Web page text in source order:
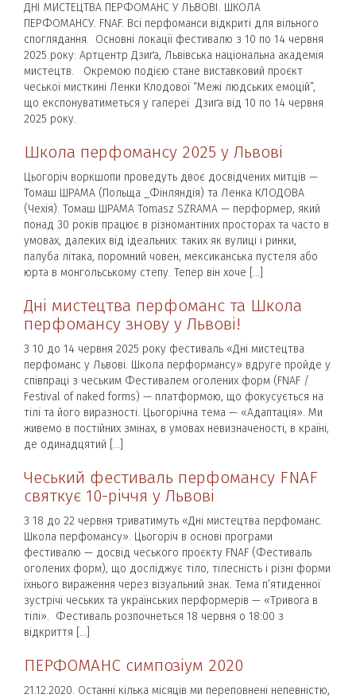
ДНІ МИСТЕЦТВА ПЕРФОМАНС У ЛЬВОВІ. ШКОЛА
ПЕРФОМАНСУ. FNAF. Всі перфоманси відкриті для вільного
споглядання. Основні локації фестивалю з 10 по 14 червня
2025 року: Артцентр Дзиґа, Львівська національна академія
мистецтв. Окремою подією стане виставковий проєкт
чеської мисткині Ленки Клодової “Межі людських емоцій”,
що експонуватиметься у галереї Дзиґа від 10 по 14 червня
2025 року.
Школа перфомансу 2025 у Львові
Цьогоріч воркшопи проведуть двоє досвідчених митців —
Томаш ШРАМА (Польща _Фінляндія) та Ленка КЛОДОВА
(Чехія). Томаш ШРАМА Tomasz SZRAMA — перформер, який
понад 30 років працює в різномантіних просторах та часто в
умовах, далеких від ідеальних: таких як вулиці і ринки,
палуба літака, поромний човен, мексиканська пустеля або
юрта в монгольському степу. Тепер він хоче […]
Дні мистецтва перфоманс та Школа
перфомансу знову у Львові!
З 10 до 14 червня 2025 року фестиваль «Дні мистецтва
перфоманс у Львові. Школа перформансу» вдруге пройде у
співпраці з чеським Фестивалем оголених форм (FNAF /
Festival of naked forms) — платформою, що фокусується на
тілі та його виразності. Цьогорічна тема — «Адаптація». Ми
живемо в постійних змінах, в умовах невизначеності, в країні,
де одинадцятий […]
Чеський фестиваль перфомансу FNAF
святкує 10-річчя у Львові
З 18 до 22 червня триватимуть «Дні мистецтва перфоманс.
Школа перфомансу». Цьогоріч в основі програми
фестивалю — досвід чеського проєкту FNAF (Фестиваль
оголених форм), що досліджує тіло, тілесність і різні форми
їхнього вираження через візуальний знак. Тема п’ятиденної
зустрічі чеських та українських перформерів — «Тривога в
тілі». Фестиваль розпочнеться 18 червня о 18:00 з
відкриття […]
ПЕРФОМАНС симпозіум 2020
21.12.2020. Останні кілька місяців ми переповнені непевністю,